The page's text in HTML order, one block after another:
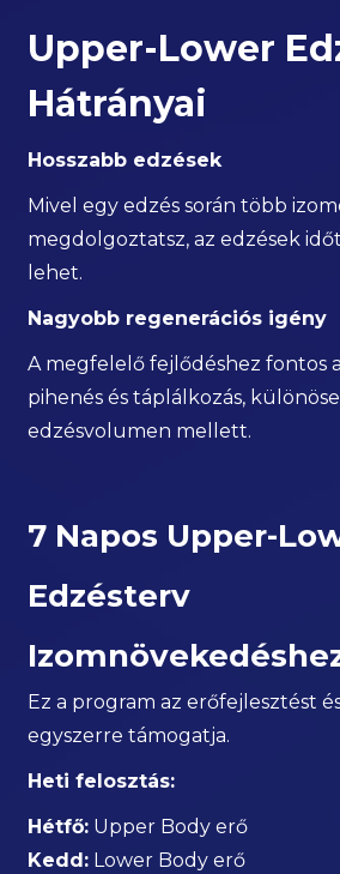
Upper-Lower
Hátrányai
Hosszabb edzések
Mivel egy edzés során több
megdolgoztatsz, az edzések
lehet.
Nagyobb regenerációs igény
A megfelelő fejlődéshez fontos
pihenés és táplálkozás,
edzésvolumen mellett.
7 Napos Upper-
Edzésterv
Ez a program az erőfejlesztést
egyszerre támogatja.
Heti felosztás:
Hétfő: Upper Body erő
Kedd: Lower Body erő